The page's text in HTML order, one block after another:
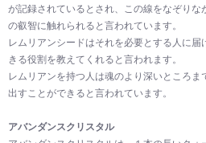
が記録されているとされ、この線をなぞりな
の叡智に触れられると言われています。
レムリアンシードはそれを必要とする人に
きる役割を教えてくれると言われます。
レムリアンを持つ人は魂のより深いところま
出すことができると言われています。
アバンダンスクリスタル